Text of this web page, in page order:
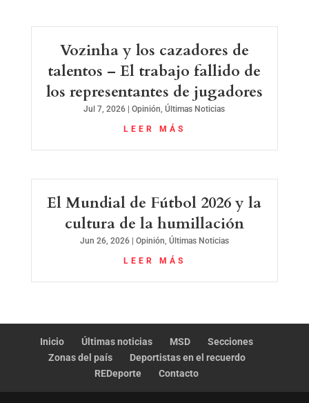
Vozinha y los cazadores de
talentos – El trabajo fallido de
los representantes de jugadores
Jul 7, 2026 |Opinión,Últimas Noticias
LEER MÁS
El Mundial de Fútbol 2026 y la
cultura de la humillación
Jun 26, 2026| Opinión, Últimas Noticias
LEER MÁS
Inicio Últimas noticias MSD
Secciones
Zonas del país
Deportistas en el recuerdo
REDeporte
Contacto